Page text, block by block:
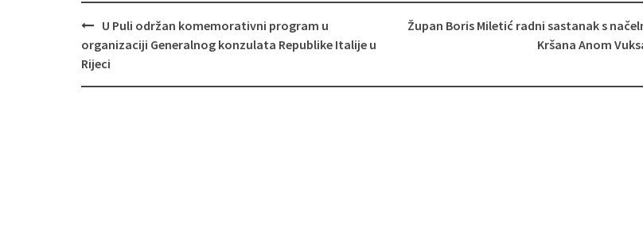
Navigacija
objava
U Puli održan komemorativni program u
organizaciji Generalnog konzulata Republike Italije u
Rijeci
Župan Boris Miletić radni sastanak s
Kršana Anom